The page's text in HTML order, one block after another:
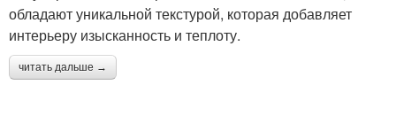
обладают уникальной текстурой, которая добавляет
интерьеру изысканность и теплоту.
читать дальше →